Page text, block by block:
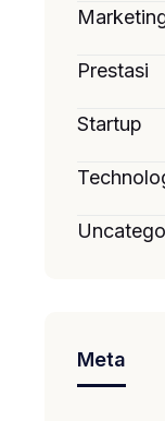
Prestasi
Startup
Meta